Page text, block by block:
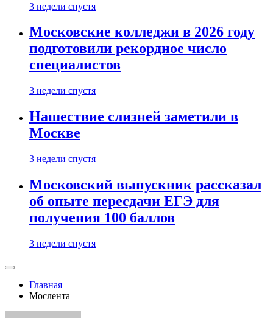
3 недели спустя
Московские колледжи в 2026 году
подготовили рекордное число
специалистов
3 недели спустя
Нашествие слизней заметили в
Москве
3 недели спустя
Московский выпускник рассказал
об опыте пересдачи ЕГЭ для
получения 100 баллов
3 недели спустя
Главная
Мослента